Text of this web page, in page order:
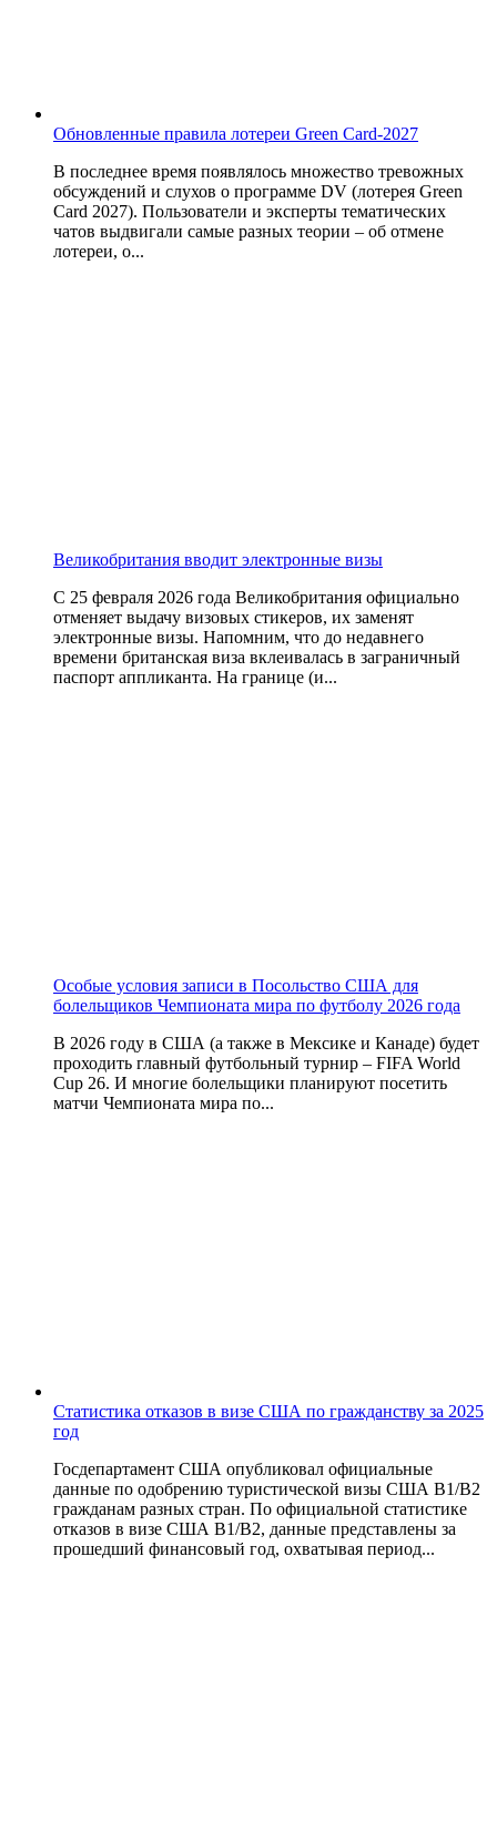
Обновленные правила лотереи Green Card-2027
В последнее время появлялось множество тревожных
обсуждений и слухов о программе DV (лотерея Green
Card 2027). Пользователи и эксперты тематических
чатов выдвигали самые разных теории – об отмене
лотереи, о...
Великобритания вводит электронные визы
С 25 февраля 2026 года Великобритания официально
отменяет выдачу визовых стикеров, их заменят
электронные визы. Напомним, что до недавнего
времени британская виза вклеивалась в заграничный
паспорт аппликанта. На границе (и...
Особые условия записи в Посольство США для
болельщиков Чемпионата мира по футболу 2026 года
В 2026 году в США (а также в Мексике и Канаде) будет
проходить главный футбольный турнир – FIFA World
Cup 26. И многие болельщики планируют посетить
матчи Чемпионата мира по...
Статистика отказов в визе США по гражданству за 2025
год
Госдепартамент США опубликовал официальные
данные по одобрению туристической визы США B1/B2
гражданам разных стран. По официальной статистике
отказов в визе США B1/B2, данные представлены за
прошедший финансовый год, охватывая период...